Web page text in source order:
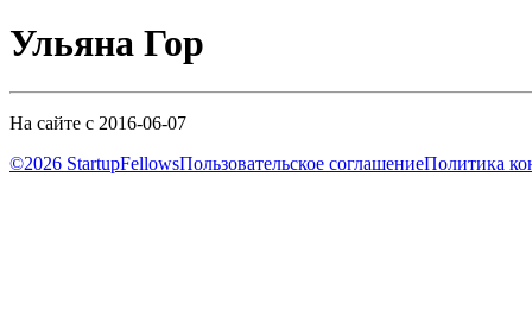
Ульяна Гор
На сайте с 2016-06-07
©2026 StartupFellowsПользовательское соглашениеПолитика